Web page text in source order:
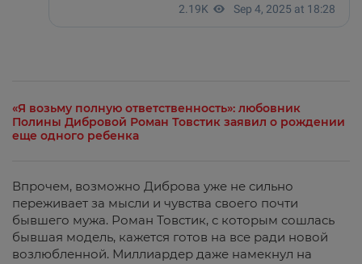
«Я возьму полную ответственность»: любовник
Полины Дибровой Роман Товстик заявил о рождении
еще одного ребенка
Впрочем, возможно Диброва уже не сильно
переживает за мысли и чувства своего почти
бывшего мужа. Роман Товстик, с которым сошлась
бывшая модель, кажется готов на все ради новой
возлюбленной. Миллиардер даже намекнул на